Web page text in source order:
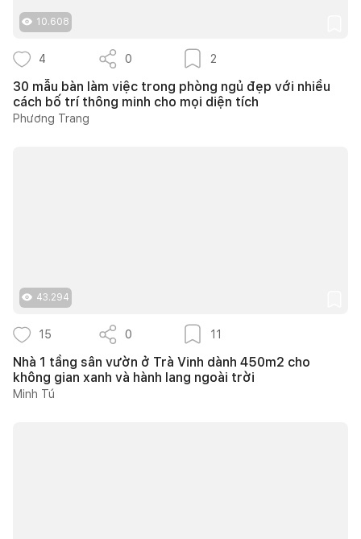
10.608
4 0 2
30 mẫu bàn làm việc trong phòng ngủ đẹp với nhiều
cách bố trí thông minh cho mọi diện tích
Phương Trang
43.294
15 0 11
Nhà 1 tầng sân vườn ở Trà Vinh dành 450m2 cho
không gian xanh và hành lang ngoài trời
Minh Tú